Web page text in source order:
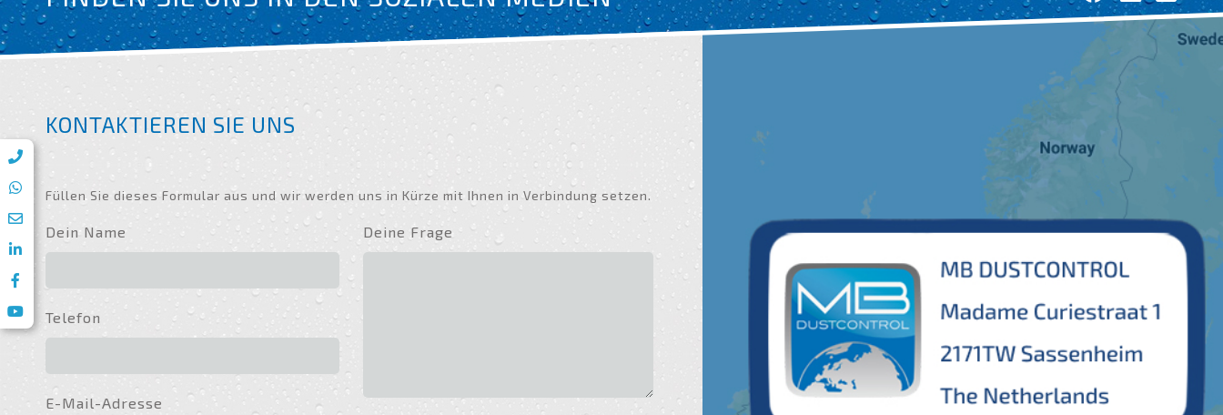
KONTAKTIEREN SIE UNS
Füllen Sie dieses Formular aus und wir werden uns in Kürze mit Ihnen in Verbindung setzen.
Dein Name
Telefon
E-Mail-Adresse
Deine Frage